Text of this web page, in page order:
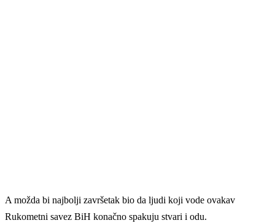
A možda bi najbolji završetak bio da ljudi koji vode ovakav
Rukometni savez BiH konačno spakuju stvari i odu.